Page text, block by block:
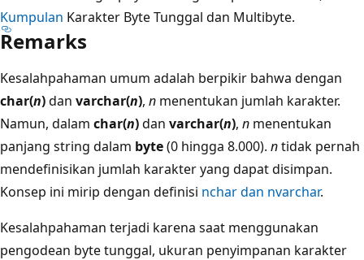
Kumpulan Karakter Byte Tunggal dan Multibyte.
Remarks
Kesalahpahaman umum adalah berpikir bahwa dengan
char(n)dan varchar(n), n menentukan jumlah karakter.
Namun, dalam char(n)dan varchar(n), n menentukan
panjang string dalam byte(0 hingga 8.000). ntidak pernah
mendefinisikan jumlah karakter yang dapat disimpan.
Konsep ini mirip dengan definisi nchar dan nvarchar.
Kesalahpahaman terjadi karena saat menggunakan
pengodean byte tunggal, ukuran penyimpanan karakter